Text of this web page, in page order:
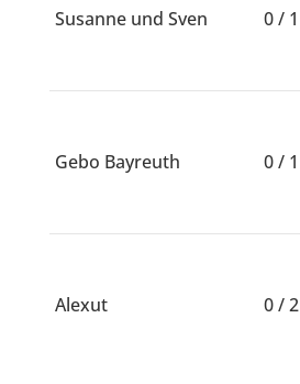
Susanne und Sven 0 / 1
Gebo Bayreuth 0 / 1
Alexut 0 / 2